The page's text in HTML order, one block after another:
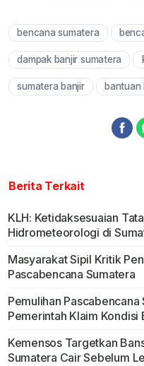
bencana sumatera
dampak banjir sumatera
sumatera banjir bantuan
Berita Terkait
KLH: Ketidaksesuaian
Hidrometeorologi di
Masyarakat Sipil Kritik
Pascabencana Sumatera
Pemulihan
Pemerintah Klaim Kondisi
Kemensos Targetkan
Sumatera Cair Sebelum